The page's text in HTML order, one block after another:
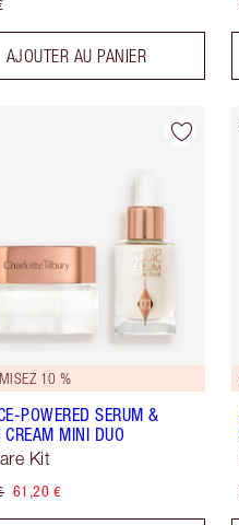
AJOUTER AU PANIER
10 %
POWERED SERUM &
CREAM MINI DUO
Kit
61,20 €